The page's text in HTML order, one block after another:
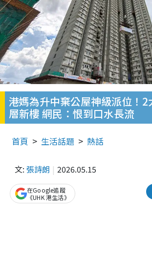
港媽為升中棄公屋神級派位！2
層新樓 網民：恨到口水長流
首頁 生活話題 熱話
文: 張詩朗 2026.05.15
在Google追蹤
《UHK 港生活》